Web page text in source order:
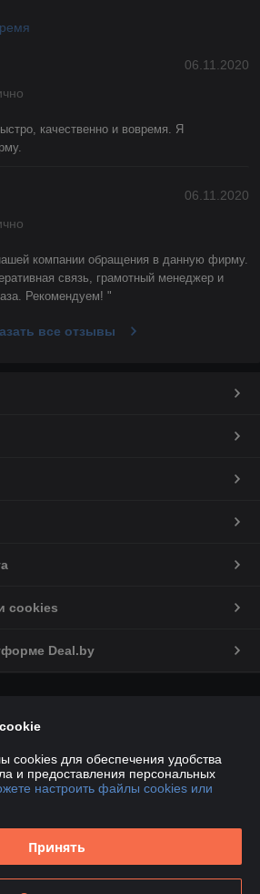
06.11.2020
качественно и вовремя. Я
06.11.2020
компании обращения в данную фирму.
связь, грамотный менеджер и
Рекомендуем! "
все отзывы
cookies
Deal.by
с ограниченной ответственностью
г.Минск, ул.Комсомольская, 11-7Д
ЕГР: 193818085
городской исполнительный комитет
cookies для обеспечения удобства
и предоставления персональных
настроить файлы cookies или
Принять